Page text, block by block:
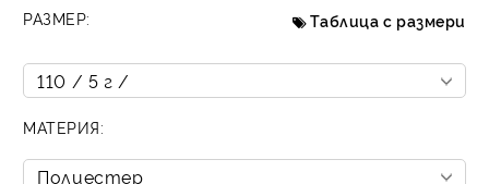
РАЗМЕР: Таблица с размери
МАТЕРИЯ: